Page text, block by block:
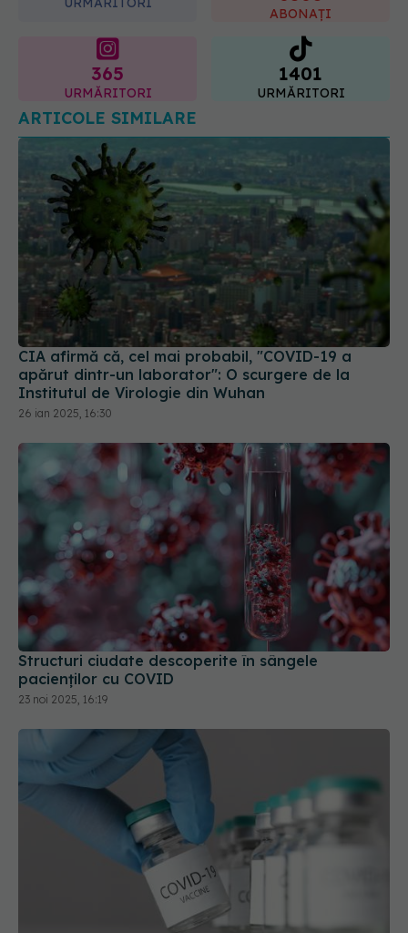
ABONAȚI
365
URMĂRITORI
1401
URMĂRITORI
ARTICOLE SIMILARE
CIA afirmă că, cel mai probabil, "COVID-19 a
apărut dintr-un laborator": O scurgere de la
Institutul de Virologie din Wuhan
26 ian 2025, 16:30
Structuri ciudate descoperite în sângele
pacienților cu COVID
23 noi 2025, 16:19